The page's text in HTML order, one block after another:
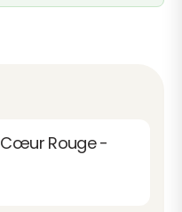
Cœur Rouge -